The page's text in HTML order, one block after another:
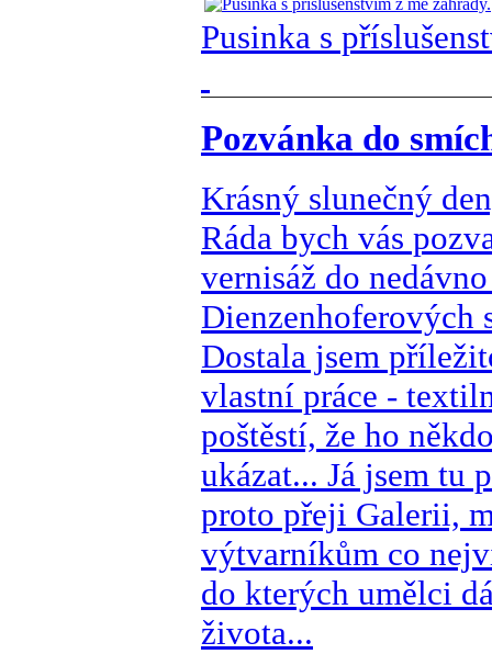
Pusinka s
Pozvánka do
Krásný slunečný
Ráda bych vás
vernisáž do
Dienzenhoferových
Dostala jsem
vlastní práce -
poštěstí, že ho
ukázat... Já jsem tu
proto přeji Galerii,
výtvarníkům co
do kterých umělci
života...